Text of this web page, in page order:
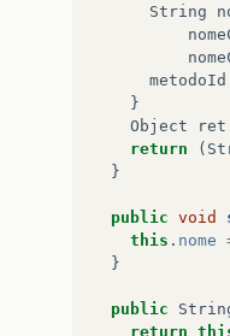
String
metodoId
}
Object
ret
return
(
}
public void
this . nome
}
public
return